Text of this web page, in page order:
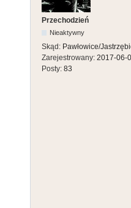
Przechodzień
Nieaktywny
Skąd: Pawłowice/
Zarejestrowany: 2017-06-
Posty: 83